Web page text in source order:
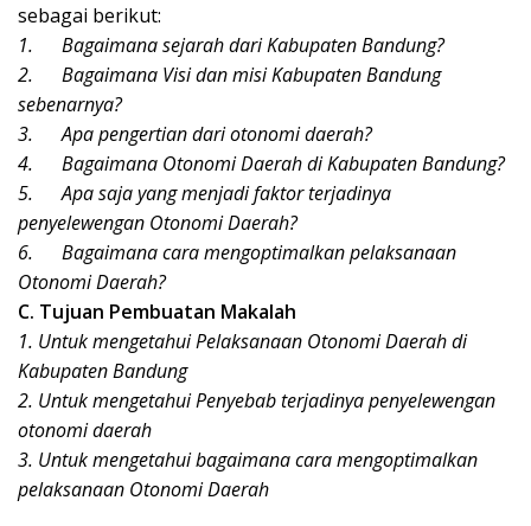
sebagai berikut:
1.
Bagaimana sejarah dari Kabupaten Bandung?
2.
Bagaimana Visi dan misi Kabupaten Bandung
sebenarnya?
3.
Apa pengertian dari otonomi daerah?
4.
Bagaimana Otonomi Daerah di Kabupaten Bandung?
5.
Apa saja yang menjadi faktor terjadinya
penyelewengan Otonomi Daerah?
6.
Bagaimana cara mengoptimalkan pelaksanaan
Otonomi Daerah?
C. Tujuan Pembuatan Makalah
1. Untuk mengetahui Pelaksanaan Otonomi Daerah di
Kabupaten Bandung
2. Untuk mengetahui Penyebab terjadinya penyelewengan
otonomi daerah
3. Untuk mengetahui bagaimana cara mengoptimalkan
pelaksanaan Otonomi Daerah